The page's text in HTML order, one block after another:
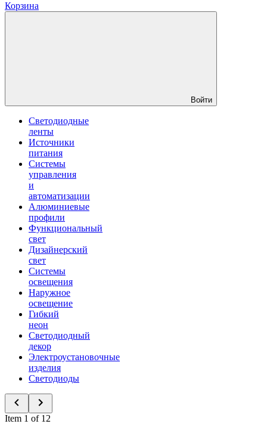
Корзина
Войти
Светодиодные
ленты
Источники
питания
Системы
управления
и
автоматизации
Алюминиевые
профили
Функциональный
свет
Дизайнерский
свет
Системы
освещения
Наружное
освещение
Гибкий
неон
Светодиодный
декор
Электроустановочные
изделия
Светодиоды
Item 1 of 12